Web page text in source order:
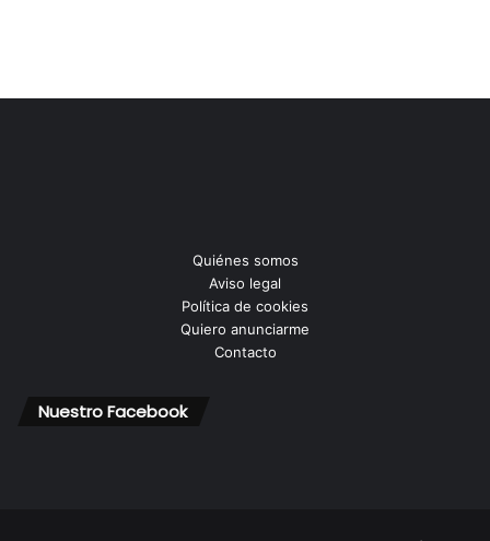
Quiénes somos
Aviso legal
Política de cookies
Quiero anunciarme
Contacto
Nuestro Facebook